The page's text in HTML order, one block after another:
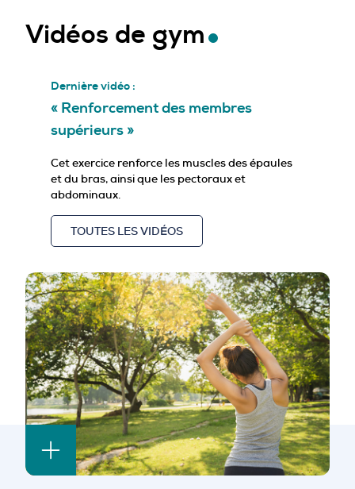
Vidéos de gym
Dernière vidéo :
« Renforcement des membres
supérieurs »
Cet exercice renforce les muscles des épaules
et du bras, ainsi que les pectoraux et
abdominaux.
TOUTES LES VIDÉOS